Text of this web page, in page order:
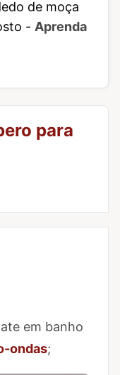
de moça
- Aprenda
para
em banho
ondas;